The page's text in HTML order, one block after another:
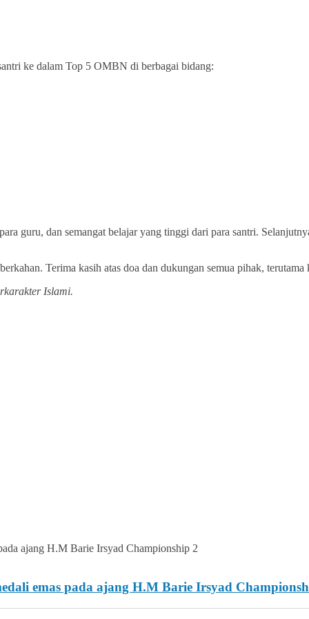
ke dalam Top 5 OMBN di berbagai bidang:
guru, dan semangat belajar yang tinggi dari para santri.
Terima kasih atas doa dan dukungan semua pihak,
Islami.
emas pada ajang H.M Barie Irsyad